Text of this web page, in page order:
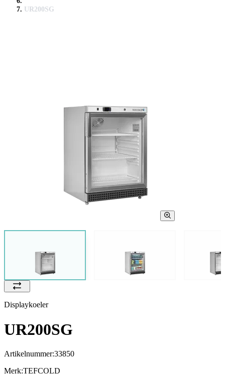
UR200SG
Displaykoeler
UR200SG
Artikelnummer:33850
Merk:TEFCOLD